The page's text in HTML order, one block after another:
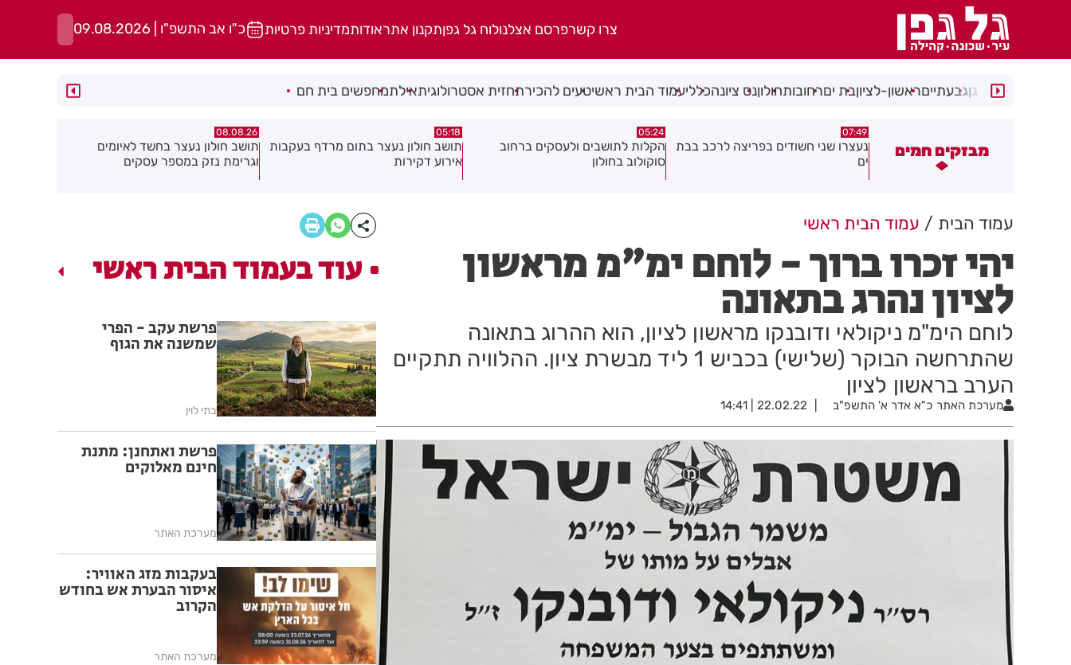
צרו קשרפרסם אצלנולוח גל גפןתקנון אתראודותמדיניות פרטיות כ"ו אב התשפ"ו | 09.08.2026
רמת גןגבעתייםראשון-לציוןבת יםרחובותחולוןנס ציונהכלליעמוד הבית ראשיטעים להכירתחזית אסטרולוגיתאילתמחפשים בית חם
מבזקים חמים
נעצרו שני חשודים בפריצה לרכב בבת
05:24
הקלות לתושבים ולעסקים ברחוב
סוקולוב בחולון
05:18
תושב חולון נעצר בתום מרדף בעקבות
אירוע דקירות
08.08.26
תושב חולון נעצר בחשד לאיומים
וגרימת נזק במספר עסקים
07.08.26
פרשת ראה - להגיע לקומה 20
ולחזור!
עמוד הבית עמוד הבית ראשי
יהי זכרו ברוך - לוחם ימ"מ מראשון
לציון נהרג בתאונה
לוחם הימ"מ ניקולאי ודובנקו מראשון לציון, הוא ההרוג בתאונה
שהתרחשה הבוקר (שלישי) בכביש 1 ליד מבשרת ציון. ההלוויה תתקיים
הערב בראשון לציון
מערכת האתר כ"א אדר א' התשפ"ב 22.02.22 | 14:41
עוד בעמוד הבית ראשי
פרשת עקב - הפרי
שמשנה את הגוף
בתי לוין
פרשת ואתחנן: מתנת
חינם מאלוקים
מערכת האתר
בעקבות מזג האוויר:
איסור הבערת אש בחודש
הקרוב
מערכת האתר